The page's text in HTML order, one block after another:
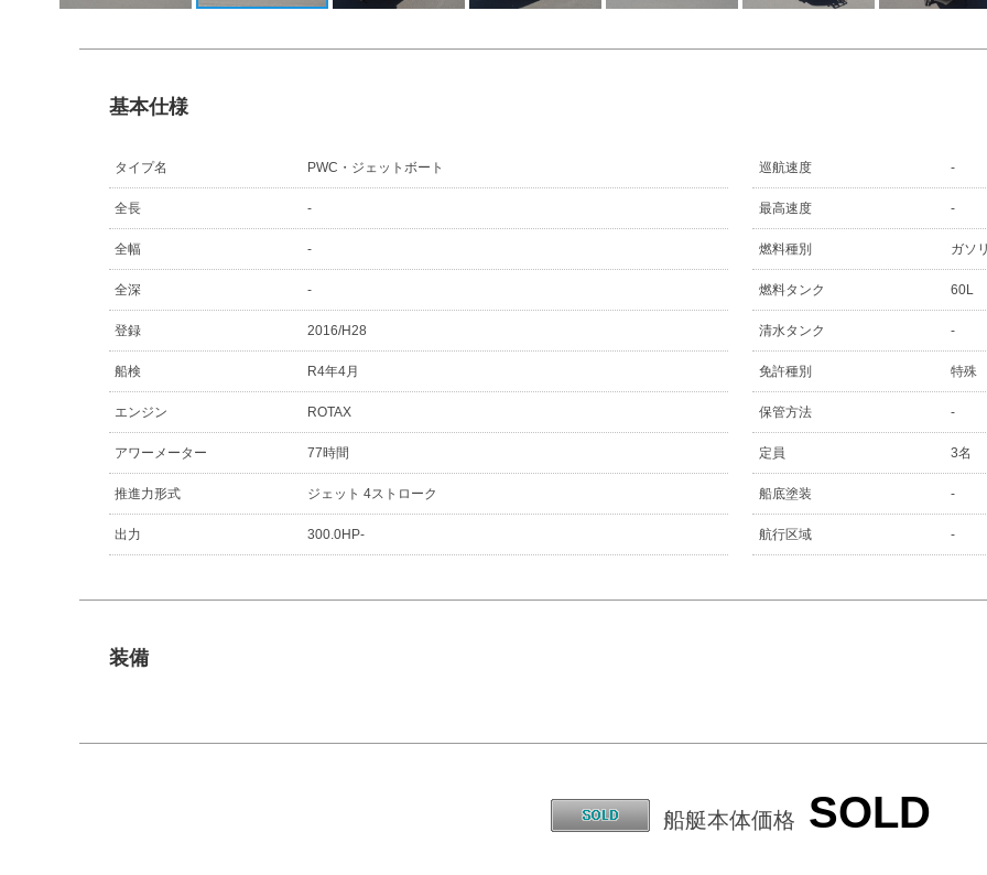
基本仕様
タイプ名 PWC・ジェットボート
全長 -
全幅 -
全深 -
登録 2016/H28
船検 R4年4月
エンジン ROTAX
アワーメーター 77時間
推進力形式 ジェット 4ストローク
出力 300.0HP-
巡航速度 -
最高速度 -
燃料種別 ガソ
燃料タンク 60L
清水タンク -
免許種別 特殊
保管方法 -
定員 3名
船底塗装 -
航行区域 -
装備
船艇本体価格 SOLD